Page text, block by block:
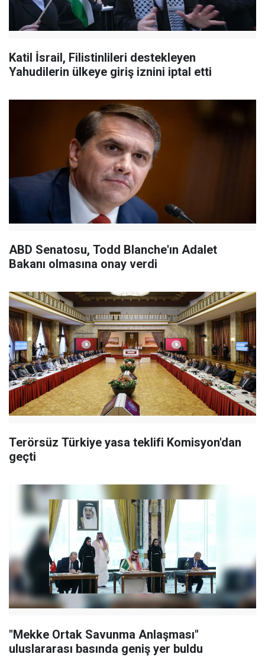
Katil İsrail, Filistinlileri destekleyen
Yahudilerin ülkeye giriş iznini iptal etti
ABD Senatosu, Todd Blanche'ın Adalet
Bakanı olmasına onay verdi
Terörsüz Türkiye yasa teklifi Komisyon'dan
geçti
"Mekke Ortak Savunma Anlaşması"
uluslararası basında geniş yer buldu